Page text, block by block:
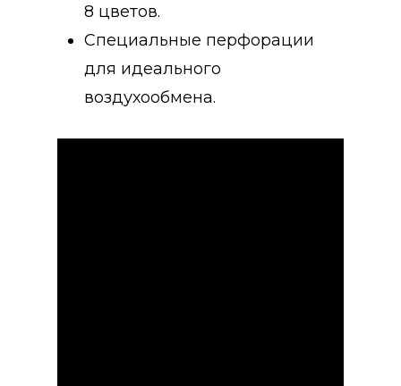
8 цветов.
Специальные перфорации
для идеального
воздухообмена.